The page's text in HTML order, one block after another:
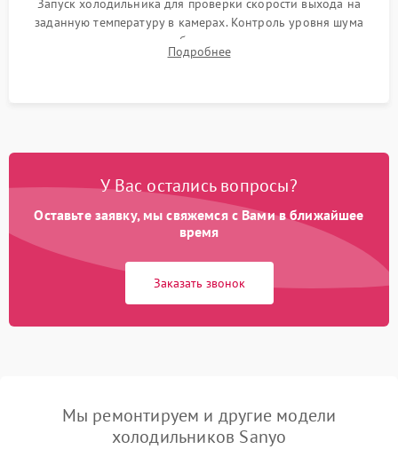
Запуск холодильника для проверки скорости выхода на
заданную температуру в камерах. Контроль уровня шума
компрессора, отсутствия обмерзания стенок и корректного
срабатывания системы автоматической оттайки.
Подробнее
У Вас остались вопросы?
Оставьте заявку, мы свяжемся с Вами в ближайшее
время
Заказать звонок
Мы ремонтируем и другие модели
холодильников Sanyo